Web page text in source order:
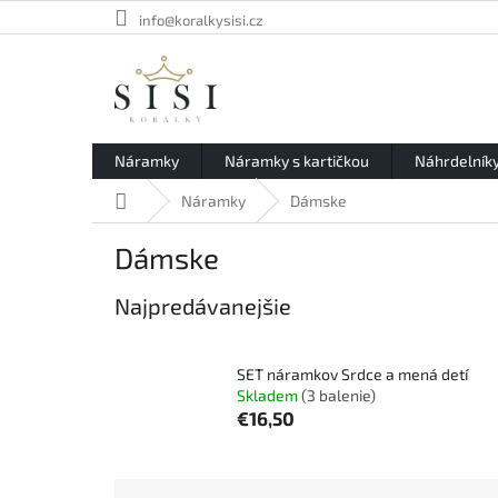
na
info@koralkysisi.cz
Náramky Náramky s kartičkou
DomovNáramky Dámske
Dámske
Najpredávanejšie
SET náramkov Srdce a mená detí
Skladem(3 balenie)
€16,50